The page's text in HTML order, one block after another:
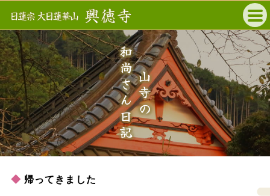
山寺の
和尚さん日記
帰ってきました